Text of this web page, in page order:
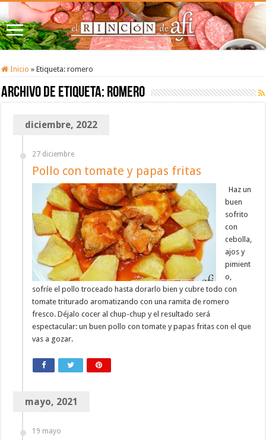
Inicio » Etiqueta:romero
Archivo de etiqueta: romero
diciembre, 2022
27 diciembre
Pollo con tomate y papas fritas
Haz un
buen
sofrito
con
cebolla,
ajos y
pimient
o,
sofríe el pollo troceado hasta dorarlo bien y cubre todo con
tomate triturado aromatizando con una ramita de romero
fresco. Déjalo cocer al chup-chup y el resultado será
espectacular: un buen pollo con tomate y papas fritas con el que
vas a gozar.
mayo, 2021
19 mayo